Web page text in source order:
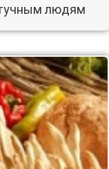
людям